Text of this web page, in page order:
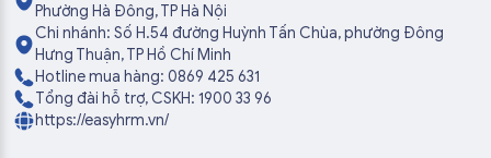
Phường Hà Đông, TP Hà Nội
Chi nhánh: Số H.54 đường Huỳnh Tấn Chùa, phường Đông
Hưng Thuận, TP Hồ Chí Minh
Hotline mua hàng: 0869 425 631
Tổng đài hỗ trợ, CSKH: 1900 33 96
https://easyhrm.vn/